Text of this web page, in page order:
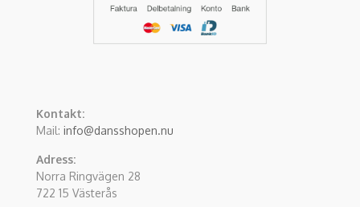
Kontakt:
Mail: info@dansshopen.nu
Adress:
Norra Ringvägen 28
722 15 Västerås